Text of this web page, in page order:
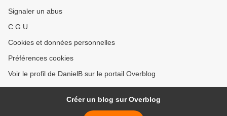
Signaler un abus
C.G.U.
Cookies et données personnelles
Préférences cookies
Voir le profil de DanielB sur le portail Overblog
Créer un blog sur Overblog